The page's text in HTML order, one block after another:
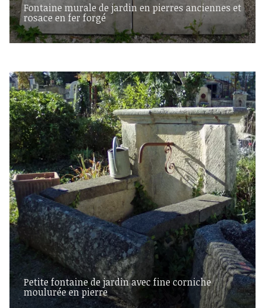
Fontaine murale de jardin en pierres anciennes et
rosace en fer forgé
Petite fontaine de jardin avec fine corniche
moulurée en pierre